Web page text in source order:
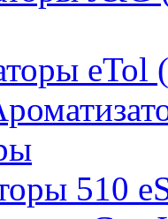
eTol
510